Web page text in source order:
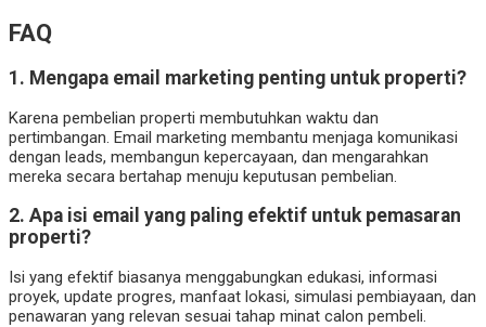
FAQ
1. Mengapa email marketing penting untuk properti?
Karena pembelian properti membutuhkan waktu dan
pertimbangan. Email marketing membantu menjaga komunikasi
dengan leads, membangun kepercayaan, dan mengarahkan
mereka secara bertahap menuju keputusan pembelian.
2. Apa isi email yang paling efektif untuk pemasaran
properti?
Isi yang efektif biasanya menggabungkan edukasi, informasi
proyek, update progres, manfaat lokasi, simulasi pembiayaan, dan
penawaran yang relevan sesuai tahap minat calon pembeli.